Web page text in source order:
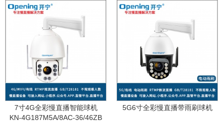
7寸4G全彩慢直播智能球机
KN-4G187M5A/8AC-36/46ZB
5G6寸全彩慢直播带雨刷球机